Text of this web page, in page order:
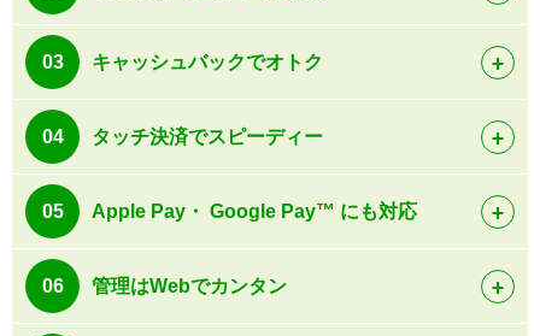
03 キャッシュバックでオトク
04 タッチ決済でスピーディー
05 Apple Pay・ Google Pay™ にも対応
06 管理はWebでカンタン